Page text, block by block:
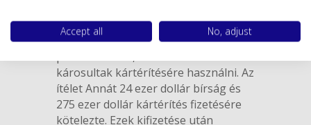
jogszabályok szerint az elítéltek nem
szerezhetnek hasznot történetük
károsultak kártérítésére használni. Az
ítélet Annát 24 ezer dollár bírság és
275 ezer dollár kártérítés fizetésére
kötelezte. Ezek kifizetése után
Accept all No, adjust